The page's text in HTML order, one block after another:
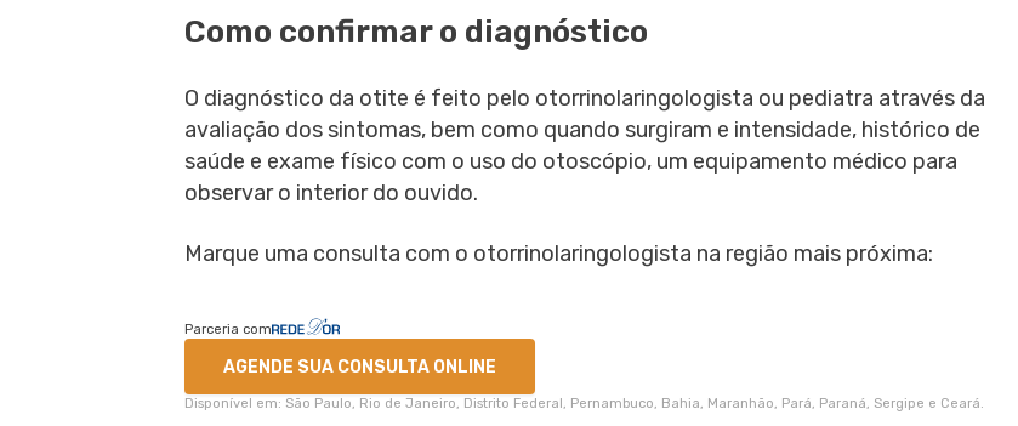
Como confirmar o diagnóstico
O diagnóstico da otite é feito pelo otorrinolaringologista ou pediatra através da
avaliação dos sintomas, bem como quando surgiram e intensidade, histórico de
saúde e exame físico com o uso do otoscópio, um equipamento médico para
observar o interior do ouvido.
Marque uma consulta com o otorrinolaringologista na região mais próxima:
Parceria com
AGENDE SUA CONSULTA ONLINE
Disponível em: São Paulo, Rio de Janeiro, Distrito Federal, Pernambuco, Bahia, Maranhão, Pará, Paraná, Sergipe e Ceará.